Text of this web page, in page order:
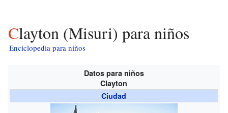
Clayton (Misuri) para niños
Enciclopedia para niños
Datos para niños
Clayton
Ciudad